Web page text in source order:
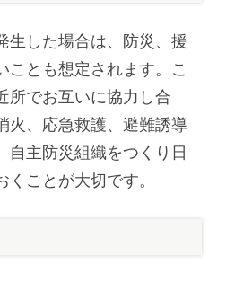
生した場合は、防災、援
ことも想定されます。こ
所でお互いに協力し合
火、応急救護、避難誘導
自主防災組織をつくり日
ことが大切です。